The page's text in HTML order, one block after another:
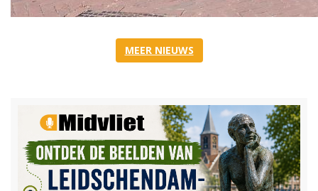
MEER NIEUWS